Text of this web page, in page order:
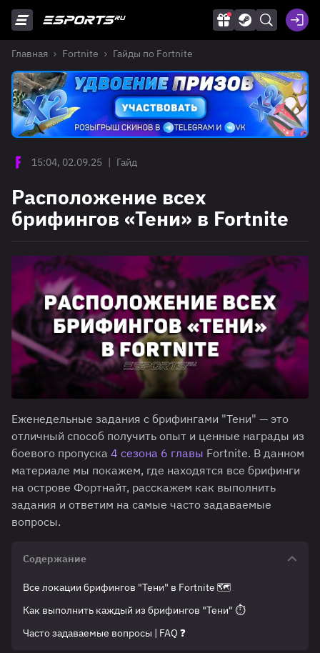
Главная Fortnite Гайды по Fortnite
15:04, 02.09.25 | Гайд
Расположение всех
брифингов «Тени» в Fortnite
Еженедельные задания с брифингами "Тени" — это
отличный способ получить опыт и ценные награды из
боевого пропуска 4 сезона 6 главы Fortnite. В данном
материале мы покажем, где находятся все брифинги
на острове Фортнайт, расскажем как выполнить
задания и ответим на самые часто задаваемые
вопросы.
Содержание
Все локации брифингов "Тени" в Fortnite 🗺️
Как выполнить каждый из брифингов "Тени" ⏱️
Часто задаваемые вопросы | FAQ ❓